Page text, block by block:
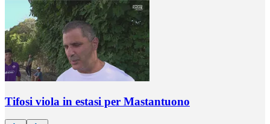
Tifosi viola in estasi per Mastantuono